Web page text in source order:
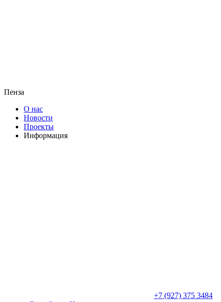
Пенза
О нас
Новости
Проекты
Информация
+7 (927) 375 3484